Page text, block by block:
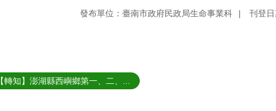
發布單位：臺南市政府民政局生命事業科 刊登
【轉知】澎湖縣西嶼鄉第一、二、...